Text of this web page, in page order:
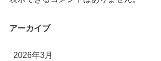
アーカイブ
2026年3月